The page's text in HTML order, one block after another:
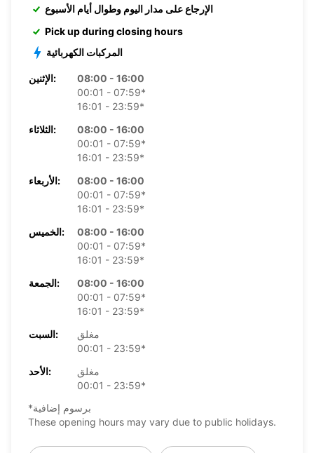
الإرجاع على مدار اليوم وطوال أيام الأسبوع
Pick up during closing hours
المركبات الكهربائية
الإثنين:
08:00 - 16:00
00:01 - 07:59*
16:01 - 23:59*
الثلاثاء:
08:00 - 16:00
00:01 - 07:59*
16:01 - 23:59*
الأربعاء:
08:00 - 16:00
00:01 - 07:59*
16:01 - 23:59*
الخميس:
08:00 - 16:00
00:01 - 07:59*
16:01 - 23:59*
الجمعة:
08:00 - 16:00
00:01 - 07:59*
16:01 - 23:59*
السبت:
مغلق
00:01 - 23:59*
الأحد:
مغلق
00:01 - 23:59*
*برسوم إضافية
These opening hours may vary due to public holidays.